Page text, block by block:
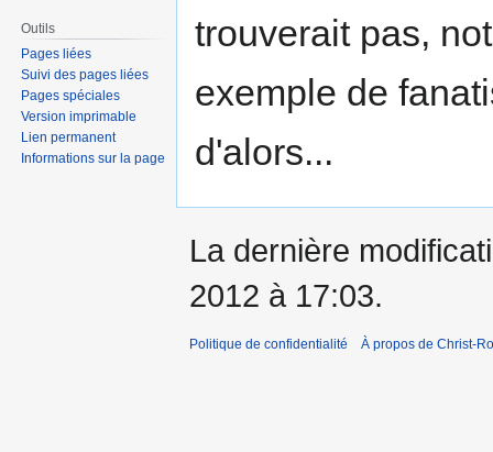
trouverait pas,
exemple de
d'alors...
Outils
Pages liées
Suivi des pages liées
Pages spéciales
Version imprimable
Lien permanent
Informations sur la page
La dernière
2012 à 17:03.
Politique de confidentialité À propos de Christ-